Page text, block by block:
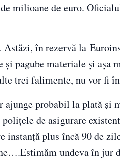
milioane de euro.
în rezervă la
pagube materiale şi aşa
trei falimente, nu vor fi
probabil la plată şi
de asigurare
instanţă plus încă 90 de
undeva în jur